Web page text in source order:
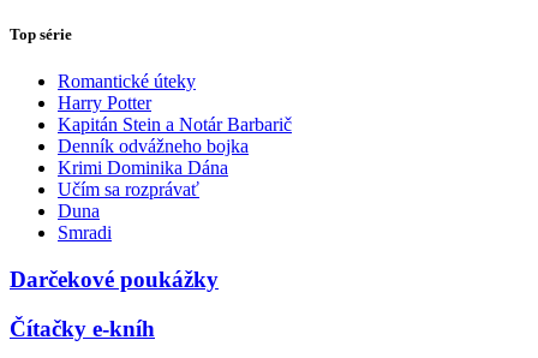
Top série
Romantické úteky
Harry Potter
Kapitán Stein a Notár Barbarič
Denník odvážneho bojka
Krimi Dominika Dána
Učím sa rozprávať
Duna
Smradi
Darčekové poukážky
Čítačky e-kníh